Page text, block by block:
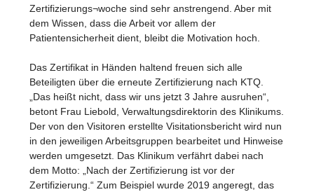
Zertifizierungs¬woche sind sehr anstrengend. Aber mit
dem Wissen, dass die Arbeit vor allem der
Patientensicherheit dient, bleibt die Motivation hoch.
Das Zertifikat in Händen haltend freuen sich alle
Beteiligten über die erneute Zertifizierung nach KTQ.
„Das heißt nicht, dass wir uns jetzt 3 Jahre ausruhen“,
betont Frau Liebold, Verwaltungsdirektorin des Klinikums.
Der von den Visitoren erstellte Visitationsbericht wird nun
in den jeweiligen Arbeitsgruppen bearbeitet und Hinweise
werden umgesetzt. Das Klinikum verfährt dabei nach
dem Motto: „Nach der Zertifizierung ist vor der
Zertifizierung.“ Zum Beispiel wurde 2019 angeregt, das